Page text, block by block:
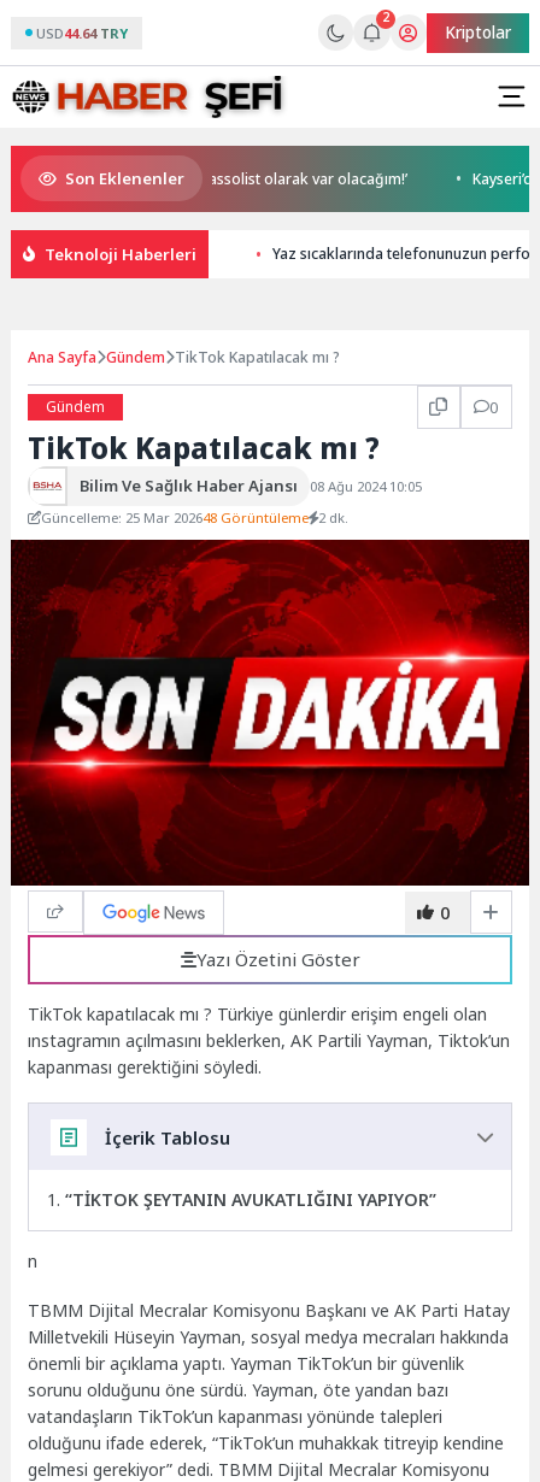
USD44.64 TRY
2
Kriptolar
Son Eklenenler
NR1 Magazin’de: ‘Son assolist olarak var olacağım!’ Kayseri’de
Teknoloji Haberleri Yaz sıcaklarında telefonunuzun
Ana Sayfa Gündem TikTok Kapatılacak mı ?
Gündem 0
TikTok Kapatılacak mı ?
Bilim Ve Sağlık Haber Ajansı
08 Ağu 2024 10:05
Güncelleme: 25 Mar 202648 Görüntüleme 2 dk.
0
Yazı Özetini Göster
TikTok kapatılacak mı ? Türkiye günlerdir erişim engeli olan
ınstagramın açılmasını beklerken, AK Partili Yayman, Tiktok’un
kapanması gerektiğini söyledi.
İçerik Tablosu
“TİKTOK ŞEYTANIN AVUKATLIĞINI YAPIYOR”
n
TBMM Dijital Mecralar Komisyonu Başkanı ve AK Parti Hatay
Milletvekili Hüseyin Yayman, sosyal medya mecraları hakkında
önemli bir açıklama yaptı. Yayman TikTok’un bir güvenlik
sorunu olduğunu öne sürdü. Yayman, öte yandan bazı
vatandaşların TikTok’un kapanması yönünde talepleri
olduğunu ifade ederek, “TikTok’un muhakkak titreyip kendine
gelmesi gerekiyor” dedi. TBMM Dijital Mecralar Komisyonu